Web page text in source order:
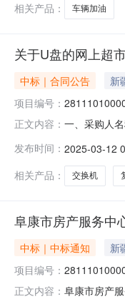
相关产品：
车辆加油
关于U盘的网上超
中标｜合同公告
新
项目编号：
正文内容： 一、采购人
P959(16GB)
发布时间： 2025-03-12
相关产品：
交换机
阜康市房产服务中
中标｜中标通知
新
项目编号：
正文内容： 阜康市房产